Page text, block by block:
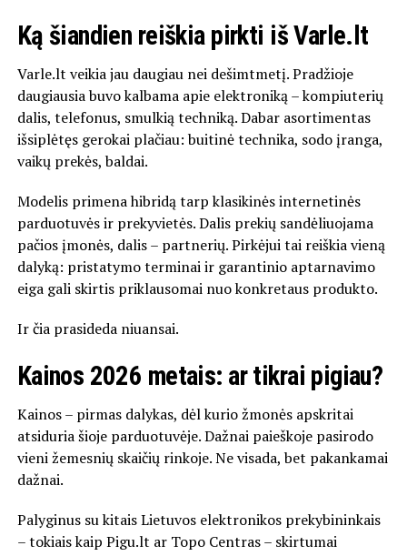
Ką šiandien reiškia pirkti iš Varle.lt
Varle.lt veikia jau daugiau nei dešimtmetį. Pradžioje
daugiausia buvo kalbama apie elektroniką – kompiuterių
dalis, telefonus, smulkią techniką. Dabar asortimentas
išsiplėtęs gerokai plačiau: buitinė technika, sodo įranga,
vaikų prekės, baldai.
Modelis primena hibridą tarp klasikinės internetinės
parduotuvės ir prekyvietės. Dalis prekių sandėliuojama
pačios įmonės, dalis – partnerių. Pirkėjui tai reiškia vieną
dalyką: pristatymo terminai ir garantinio aptarnavimo
eiga gali skirtis priklausomai nuo konkretaus produkto.
Ir čia prasideda niuansai.
Kainos 2026 metais: ar tikrai pigiau?
Kainos – pirmas dalykas, dėl kurio žmonės apskritai
atsiduria šioje parduotuvėje. Dažnai paieškoje pasirodo
vieni žemesnių skaičių rinkoje. Ne visada, bet pakankamai
dažnai.
Palyginus su kitais Lietuvos elektronikos prekybininkais
– tokiais kaip Pigu.lt ar Topo Centras– skirtumai